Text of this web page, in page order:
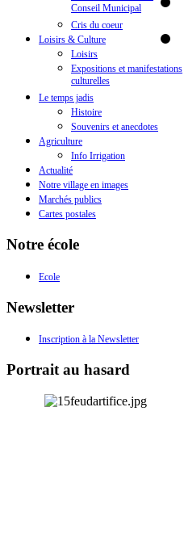
Conseil Municipal
Cris du coeur
Loisirs & Culture
Loisirs
Expositions et manifestations
culturelles
Le temps jadis
Histoire
Souvenirs et anecdotes
Agriculture
Info Irrigation
Actualité
Notre village en images
Marchés publics
Cartes postales
Notre école
Ecole
Newsletter
Inscription à la Newsletter
Portrait au hasard